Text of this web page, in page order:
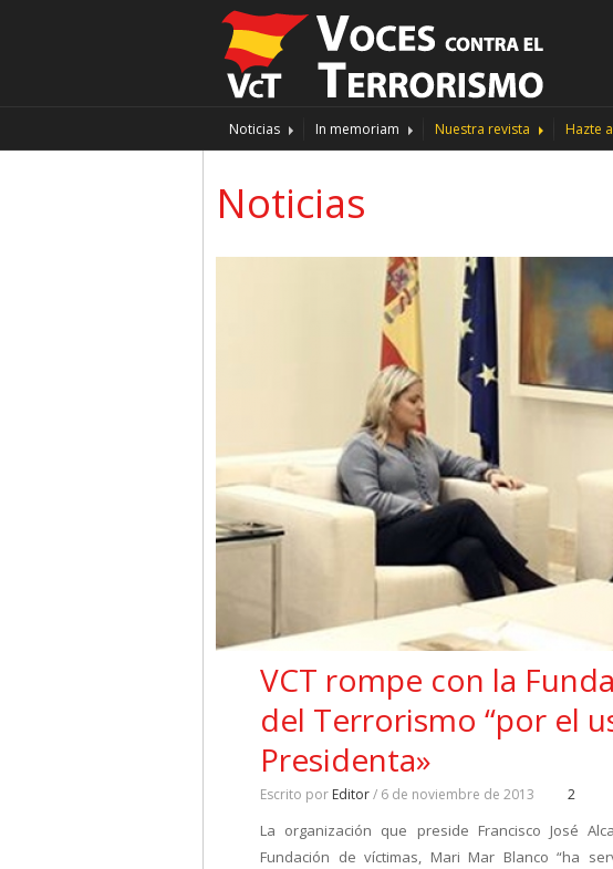
Noticias In memoriam Nuestra revista Hazte
Noticias
VCT rompe con la
del Terrorismo “por el
Presidenta»
Escrito por Editor/ 6 de noviembre de 2013 2
La organización que preside Francisco José
Fundación de víctimas, Mari Mar Blanco “ha